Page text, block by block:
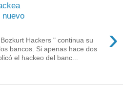
nuevo
›
Hackers " continua su
bancos. Si apenas hace dos
el hackeo del banc...